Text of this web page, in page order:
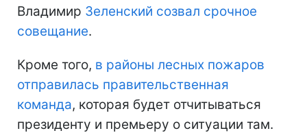
Владимир Зеленский созвал срочное
совещание.
Кроме того, в районы лесных пожаров
отправилась правительственная
команда, которая будет отчитываться
президенту и премьеру о ситуации там.